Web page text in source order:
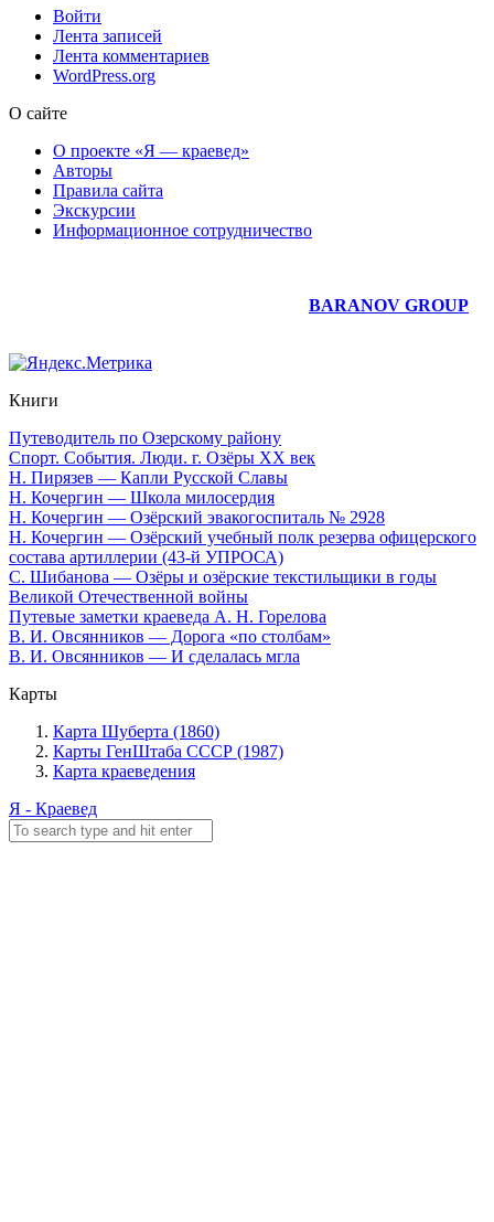
Войти
Лента записей
Лента комментариев
WordPress.org
О сайте
О проекте «Я — краевед»
Авторы
Правила сайта
Экскурсии
Информационное сотрудничество
BARANOV GROUP
Книги
Путеводитель по Озерскому району
Спорт. События. Люди. г. Озёры XX век
Н. Пирязев — Капли Русской Славы
Н. Кочергин — Школа милосердия
Н. Кочергин — Озёрский эвакогоспиталь № 2928
Н. Кочергин — Озёрский учебный полк резерва офицерского
состава артиллерии (43-й УПРОСА)
С. Шибанова — Озёры и озёрские текстильщики в годы
Великой Отечественной войны
Путевые заметки краеведа А. Н. Горелова
В. И. Овсянников — Дорога «по столбам»
В. И. Овсянников — И сделалась мгла
Карты
Карта Шуберта (1860)
Карты ГенШтаба СССР (1987)
Карта краеведения
Я - Краевед